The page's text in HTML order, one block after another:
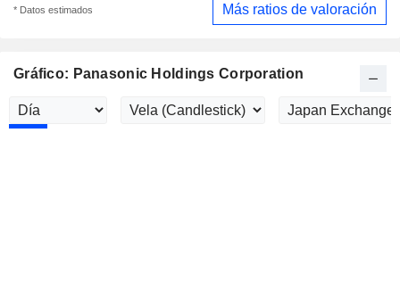
* Datos estimados Más ratios de valoración
Gráfico: Panasonic Holdings Corporation